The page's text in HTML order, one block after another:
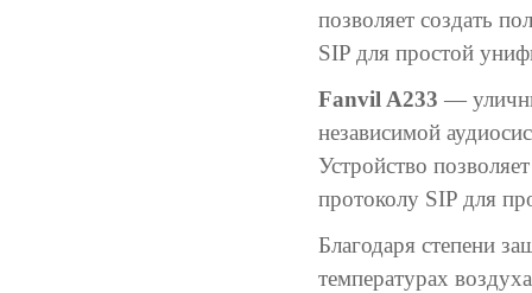
позволяет создать
SIP для простой
Fanvil A233 —
независимой
Устройство
протоколу SIP для
Благодаря степени
температурах